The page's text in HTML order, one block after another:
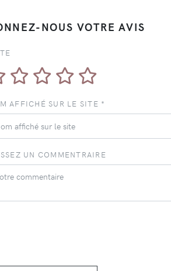
NOUS VOTRE AVIS
AFFICHÉ SUR LE SITE *
UN COMMENTRAIRE